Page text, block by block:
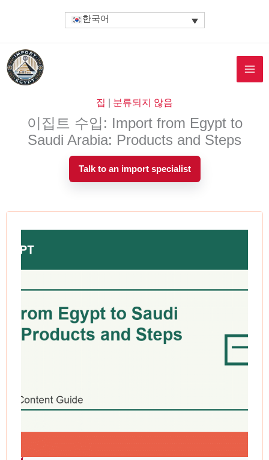
건
한국어
집 분류되지 않음
이집트 수입: Import from Egypt to
Saudi Arabia: Products and Steps
Talk to an import specialist